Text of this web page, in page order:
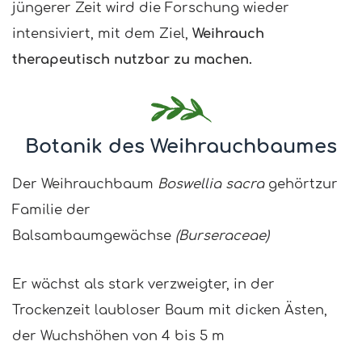
jüngerer Zeit wird die Forschung wieder
intensiviert, mit dem Ziel, Weihrauch
therapeutisch nutzbar zu machen.
Botanik des Weihrauchbaumes
Der Weihrauchbaum Boswellia sacragehörtzur
Familie der
Balsambaumgewächse (Burseraceae)
Er wächst als stark verzweigter, in der
Trockenzeit laubloser Baum mit dicken Ästen,
der Wuchshöhen von 4 bis 5 m